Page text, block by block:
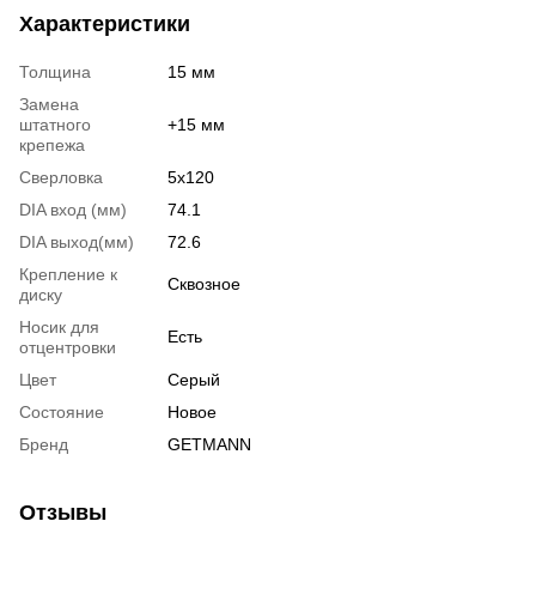
Вентиль под датчик
давления
Характеристики
Толщина
15 мм
Замена
штатного
крепежа
+15 мм
Сверловка
5x120
DIA вход (мм)
74.1
DIA выход(мм)
72.6
Крепление к
диску
Сквозное
Носик для
отцентровки
Есть
Цвет
Серый
Состояние
Новое
Бренд
GETMANN
Отзывы